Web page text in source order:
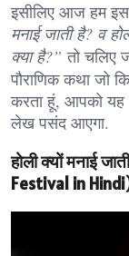
इसीलिए आज हम
मनाई जाती है? व
क्या है?” तो चलिए
पौराणिक कथा जो
करता हूं, आपको यह
लेख पसंद आएगा.
होली क्यों मनाई
Festival in